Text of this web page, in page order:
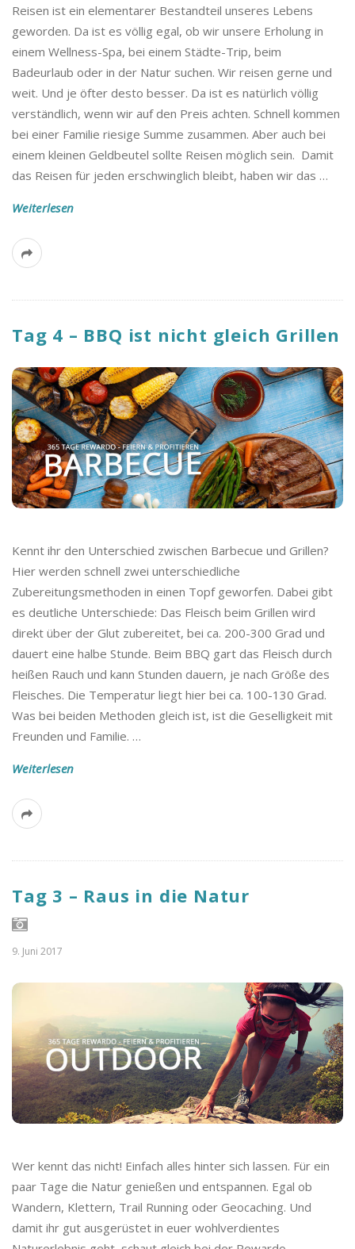
Reisen ist ein elementarer Bestandteil unseres Lebens
geworden. Da ist es völlig egal, ob wir unsere Erholung in
einem Wellness-Spa, bei einem Städte-Trip, beim
Badeurlaub oder in der Natur suchen. Wir reisen gerne und
weit. Und je öfter desto besser. Da ist es natürlich völlig
verständlich, wenn wir auf den Preis achten. Schnell kommen
bei einer Familie riesige Summe zusammen. Aber auch bei
einem kleinen Geldbeutel sollte Reisen möglich sein. Damit
das Reisen für jeden erschwinglich bleibt, haben wir das …
Weiterlesen
Tag 4 – BBQ ist nicht gleich Grillen
Kennt ihr den Unterschied zwischen Barbecue und Grillen?
Hier werden schnell zwei unterschiedliche
Zubereitungsmethoden in einen Topf geworfen. Dabei gibt
es deutliche Unterschiede: Das Fleisch beim Grillen wird
direkt über der Glut zubereitet, bei ca. 200-300 Grad und
dauert eine halbe Stunde. Beim BBQ gart das Fleisch durch
heißen Rauch und kann Stunden dauern, je nach Größe des
Fleisches. Die Temperatur liegt hier bei ca. 100-130 Grad.
Was bei beiden Methoden gleich ist, ist die Geselligkeit mit
Freunden und Familie. …
Weiterlesen
Tag 3 – Raus in die Natur
9. Juni 2017
Wer kennt das nicht! Einfach alles hinter sich lassen. Für ein
paar Tage die Natur genießen und entspannen. Egal ob
Wandern, Klettern, Trail Running oder Geocaching. Und
damit ihr gut ausgerüstet in euer wohlverdientes